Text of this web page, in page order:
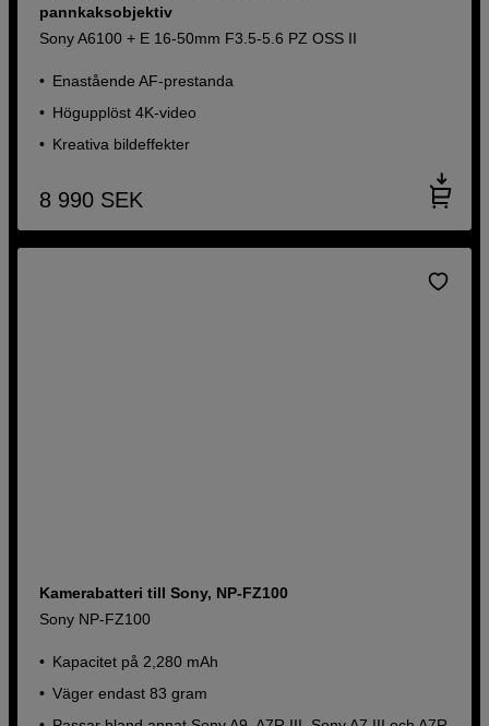
pannkaksobjektiv
Sony A6100 + E 16-50mm F3.5-5.6 PZ OSS II
Enastående AF-prestanda
Högupplöst 4K-video
Kreativa bildeffekter
8 990 SEK
Kamerabatteri till Sony, NP-FZ100
Sony NP-FZ100
Kapacitet på 2,280 mAh
Väger endast 83 gram